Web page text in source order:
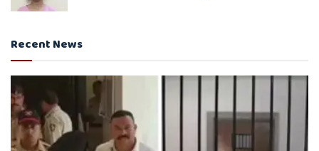
Recent News